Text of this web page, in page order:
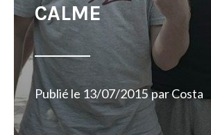
CALME
Publié le 13/07/2015 parCosta